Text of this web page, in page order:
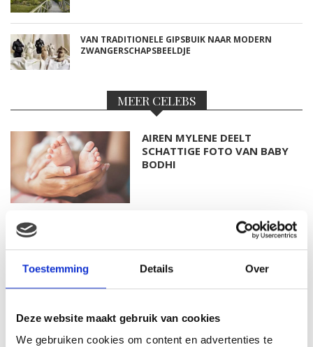
Toestemming Details Over
Deze website maakt gebruik van cookies
We gebruiken cookies om content en advertenties te
VAN TRADITIONELE GIPSBUIK NAAR MODERN
ZWANGERSCHAPSBEELDJE
MEER CELEBS
AIREN MYLENE DEELT
SCHATTIGE FOTO VAN BABY
BODHI
FOTO: SAAR KONINGSBERGER
MET DOCHTERTJE SCOTTIE
KIM KÖTTER DEELT PRACHTIGE
GEZINSFOTO MET HAAR